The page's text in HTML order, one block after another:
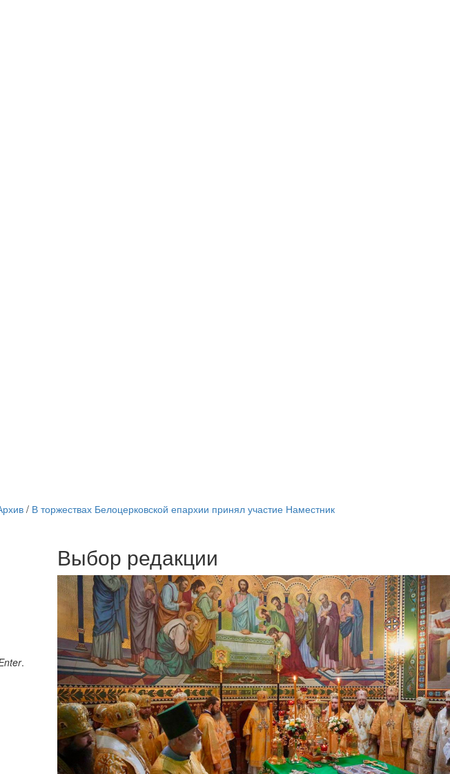
Онлайн трансляции
12 сентября 2015Название трансляции
12 сентября 2015Название трансляции
12 сентября 2015Название трансляции
12 сентября 2015Название трансляции
12 сентября 2015Название трансляции
12 сентября 2015 Название трансляции
12 сентября 2015Название трансляции
12 сентября 2015Название трансляции
Перейти к архиву
/ В торжествах Белоцерковской епархии принял участие Наместник
.
Выбор редакции